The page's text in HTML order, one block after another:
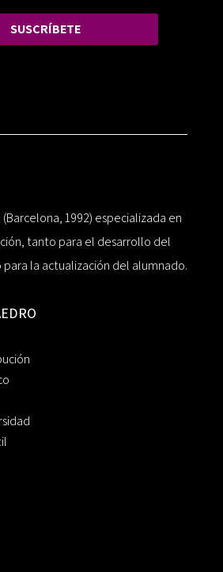
SUSCRÍBETE
1992) especializada en
tanto para el desarrollo del
la actualización del alumnado.